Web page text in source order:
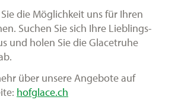
die Möglichkeit uns für Ihren
Suchen Sie sich Ihre Lieblings-
und holen Sie die Glacetruhe
über unsere Angebote auf
hofglace.ch